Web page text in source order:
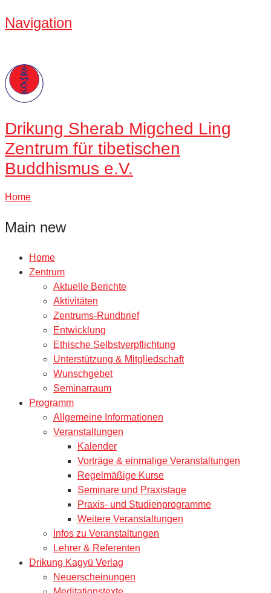
Navigation
Drikung Sherab Migched Ling
Zentrum für tibetischen
Buddhismus e.V.
Home
Main new
Home
Zentrum
Aktuelle Berichte
Aktivitäten
Zentrums-Rundbrief
Entwicklung
Ethische Selbstverpflichtung
Unterstützung & Mitgliedschaft
Wunschgebet
Seminarraum
Programm
Allgemeine Informationen
Veranstaltungen
Kalender
Vorträge & einmalige Veranstaltungen
Regelmäßige Kurse
Seminare und Praxistage
Praxis- und Studienprogramme
Weitere Veranstaltungen
Infos zu Veranstaltungen
Lehrer & Referenten
Drikung Kagyü Verlag
Neuerscheinungen